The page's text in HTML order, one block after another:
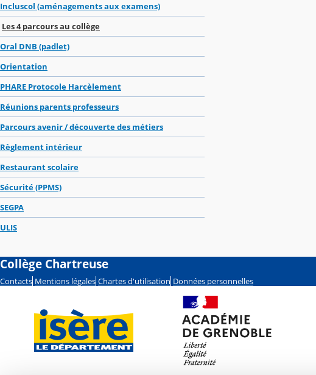
Incluscol (aménagements aux examens)
Les 4 parcours au collège
Oral DNB (padlet)
Orientation
PHARE Protocole Harcèlement
Réunions parents professeurs
Parcours avenir / découverte des métiers
Règlement intérieur
Restaurant scolaire
Sécurité (PPMS)
SEGPA
ULIS
Collège Chartreuse
Contacts Mentions légales Chartes d'utilisation Données personnelles